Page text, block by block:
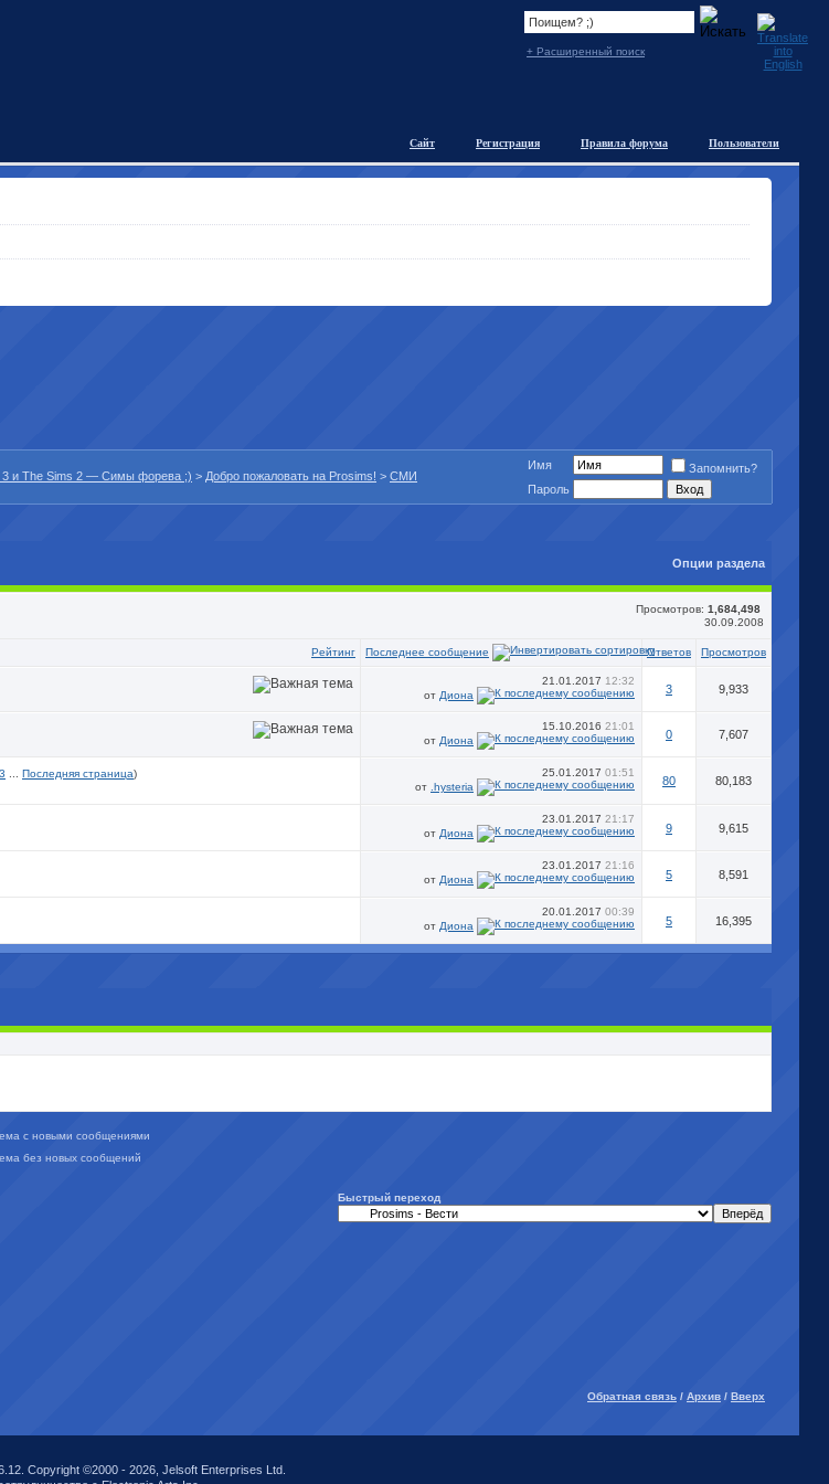
+ Расширенный поиск
Пользователи
Правила форума
Регистрация
Сайт
3 и The Sims 2 — Симы форева ;) > Добро пожаловать на Prosims! > СМИ
Имя
Запомнить?
Пароль
Опции раздела
Просмотров: 1,684,498
30.09.2008
Рейтинг Последнее сообщение Ответов Просмотров
21.01.2017 12:32
от Диона 3 9,933
15.10.2016 21:01
от Диона 0 7,607
3 Последняя страница)
25.01.2017 01:51
от .hysteria 80 80,183
23.01.2017 21:17
от Диона 9 9,615
23.01.2017 21:16
от Диона 5 8,591
20.01.2017 00:39
от Диона 5 16,395
с новыми сообщениями
без новых сообщений
Быстрый переход
Обратная связь / Архив / Вверх
Copyright ©2000 - 2026, Jelsoft Enterprises Ltd.